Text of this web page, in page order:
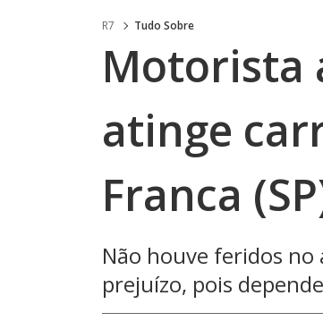
R7 Tudo Sobre
Motorista
atinge
Franca
Não houve feridos
prejuízo, pois